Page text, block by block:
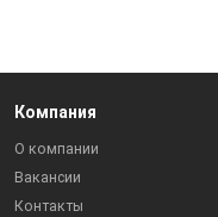
Компания
О компании
Вакансии
Контакты